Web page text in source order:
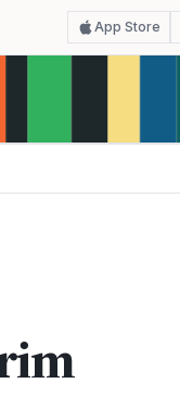
App Store